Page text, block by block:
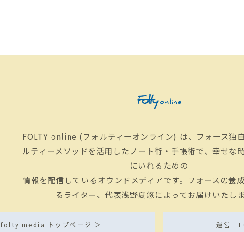
FOLTY online (フォルティーオンライン) は、フォース独
ルティーメソッドを活用したノート術・手帳術で、幸せな
にいれるための
情報を配信しているオウンドメディアです。フォースの養
るライター、代表浅野夏悠によってお届けいたし
folty media トップページ ＞ 運営｜